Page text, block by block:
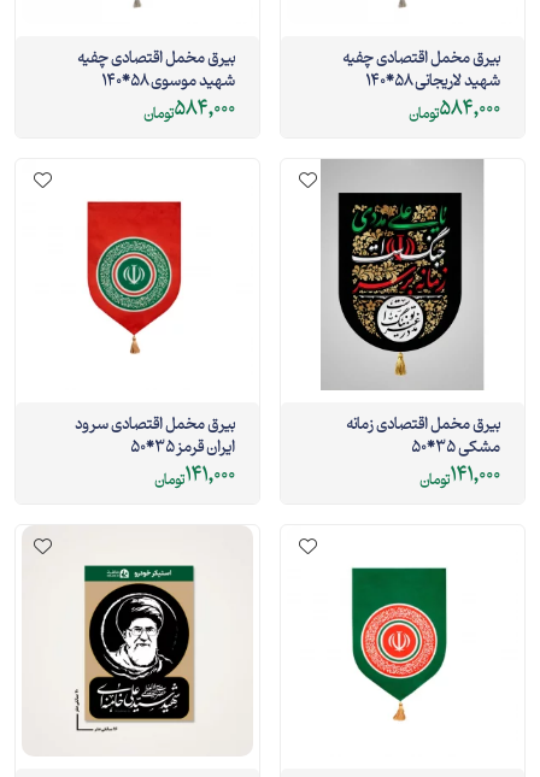
بیرق مخمل اقتصادی چفیه
شهید لاریجانی 58*140
584,000تومان
بیرق مخمل اقتصادی چفیه
شهید موسوی 58*140
584,000تومان
بیرق مخمل اقتصادی زمانه
مشکی 35*50
141,000تومان
بیرق مخمل اقتصادی سرود
ایران قرمز 35*50
141,000تومان